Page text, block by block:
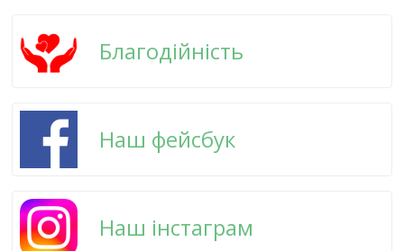
Благодійність
Наш фейсбук
Наш інстаграм